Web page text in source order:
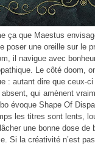
ça que Maestus
poser une oreille sur
il navigue avec
Le côté doom,
: autant dire que ceux-
qui amènent
évoque Shape Of
les titres sont lents,
une bonne dose
Si la créativité n’est